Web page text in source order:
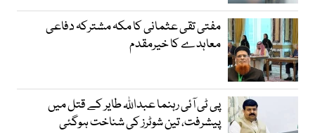
مفتی تقی عثمانی کا مکہ مشترکہ دفاعی
معاہدے کا خیرمقدم
پی ٹی آئی رہنما عبداللہ طایر کے قتل میں
پیشرفت، تین شوٹرز کی شناخت ہوگئی